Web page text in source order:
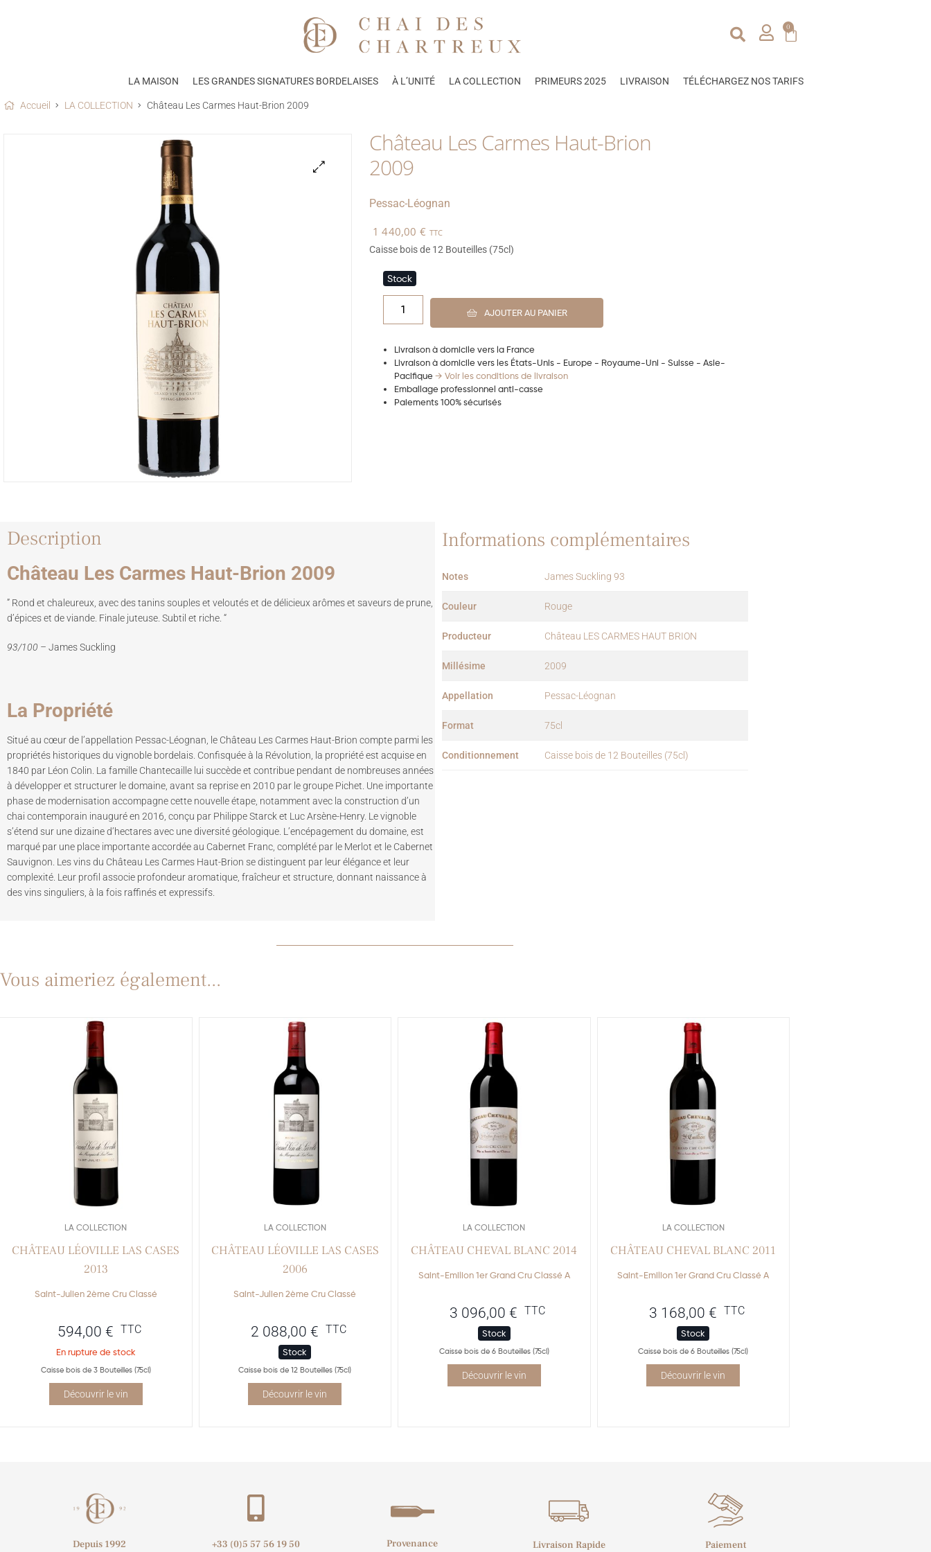
0
LA MAISON LES GRANDES SIGNATURES BORDELAISES À L’UNITÉ LA COLLECTION PRIMEURS 2025 LIVRAISON TÉLÉCHARGEZ NOS TARIFS
Accueil LA COLLECTION Château Les Carmes Haut-Brion 2009
Château Les Carmes Haut-Brion
2009
Pessac-Léognan
1 440,00 € TTC
Caisse bois de 12 Bouteilles (75cl)
Stock
1 AJOUTER AU PANIER
Livraison à domicile vers la France
Livraison à domicile vers les États-Unis - Europe - Royaume-Uni - Suisse - Asie-
Pacifique → Voir les conditions de livraison
Emballage professionnel anti-casse
Paiements 100% sécurisés
Description
Château Les Carmes Haut-Brion 2009
” Rond et chaleureux, avec des tanins souples et veloutés et de délicieux arômes et saveurs de prune,
d’épices et de viande. Finale juteuse. Subtil et riche. “
93/100 – James Suckling
La Propriété
Situé au cœur de l’appellation Pessac-Léognan, le Château Les Carmes Haut-Brion compte parmi les
propriétés historiques du vignoble bordelais. Confisquée à la Révolution, la propriété est acquise en
1840 par Léon Colin. La famille Chantecaille lui succède et contribue pendant de nombreuses années
à développer et structurer le domaine, avant sa reprise en 2010 par le groupe Pichet. Une importante
phase de modernisation accompagne cette nouvelle étape, notamment avec la construction d’un
chai contemporain inauguré en 2016, conçu par Philippe Starck et Luc Arsène-Henry. Le vignoble
s’étend sur une dizaine d’hectares avec une diversité géologique. L’encépagement du domaine, est
marqué par une place importante accordée au Cabernet Franc, complété par le Merlot et le Cabernet
Sauvignon. Les vins du Château Les Carmes Haut-Brion se distinguent par leur élégance et leur
complexité. Leur profil associe profondeur aromatique, fraîcheur et structure, donnant naissance à
des vins singuliers, à la fois raffinés et expressifs.
Informations complémentaires
Notes James Suckling 93
Couleur Rouge
Producteur Château LES CARMES HAUT BRION
Millésime 2009
Appellation Pessac-Léognan
Format 75cl
Conditionnement Caisse bois de 12 Bouteilles (75cl)
Vous aimeriez également...
LA COLLECTION
CHÂTEAU LÉOVILLE LAS CASES
2013
Saint-Julien 2ème Cru Classé
594,00 € TTC
En rupture de stock
Caisse bois de 3 Bouteilles (75cl)
Découvrir le vin
LA COLLECTION
CHÂTEAU LÉOVILLE LAS CASES
2006
Saint-Julien 2ème Cru Classé
2 088,00 € TTC
Stock
Caisse bois de 12 Bouteilles (75cl)
Découvrir le vin
LA COLLECTION
CHÂTEAU CHEVAL BLANC 2014
Saint-Emilion 1er Grand Cru Classé A
3 096,00€ TTC
Stock
Caisse bois de 6 Bouteilles (75cl)
Découvrir le vin
LA COLLECTION
CHÂTEAU CHEVAL BLANC 2011
Saint-Emilion 1er Grand Cru Classé A
3 168,00 € TTC
Stock
Caisse bois de 6 Bouteilles (75cl)
Découvrir le vin
Depuis 1992 +33 (0)5 57 56 19 50​ Provenance Livraison Rapide Paiement